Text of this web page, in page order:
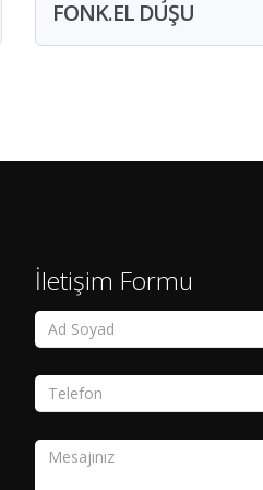
FONK.EL DUŞU
İletişim Formu